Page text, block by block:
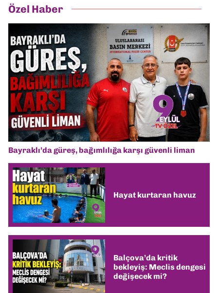
Özel Haber
Bayraklı’da güreş, bağımlılığa karşı güvenli liman
Hayat kurtaran havuz
Balçova’da kritik
bekleyiş: Meclis dengesi
değişecek mi?